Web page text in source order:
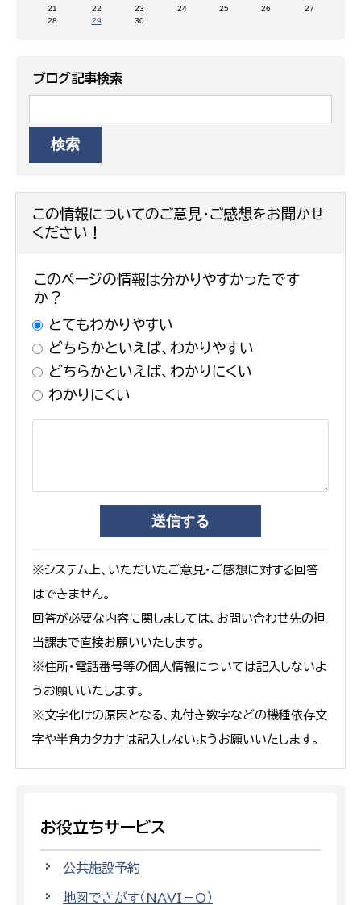
21
22 23 24 25 26
27
28
29 30
ブログ記事検索
この情報についてのご意見・ご感想をお聞かせ
ください！
このページの情報は分かりやすかったです
か？
とてもわかりやすい
どちらかといえば、わかりやすい
どちらかといえば、わかりにくい
わかりにくい
※システム上、いただいたご意見・ご感想に対する回答
はできません。
回答が必要な内容に関しましては、お問い合わせ先の担
当課まで直接お願いいたします。
※住所・電話番号等の個人情報については記入しないよ
うお願いいたします。
※文字化けの原因となる、丸付き数字などの機種依存文
字や半角カタカナは記入しないようお願いいたします。
お役立ちサービス
公共施設予約
地図でさがす（NAVI－O）